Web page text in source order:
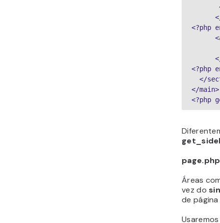
<?php
<?php
</
</main>
<?php
page.php
Áreas
vez do
de